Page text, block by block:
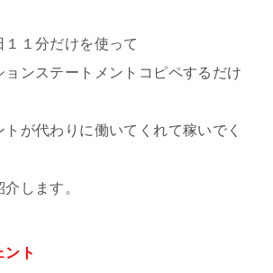
１１分だけを使って
ョンステートメントコピペするだけ
が代わりに働いてくれて稼いでく
します。
ント